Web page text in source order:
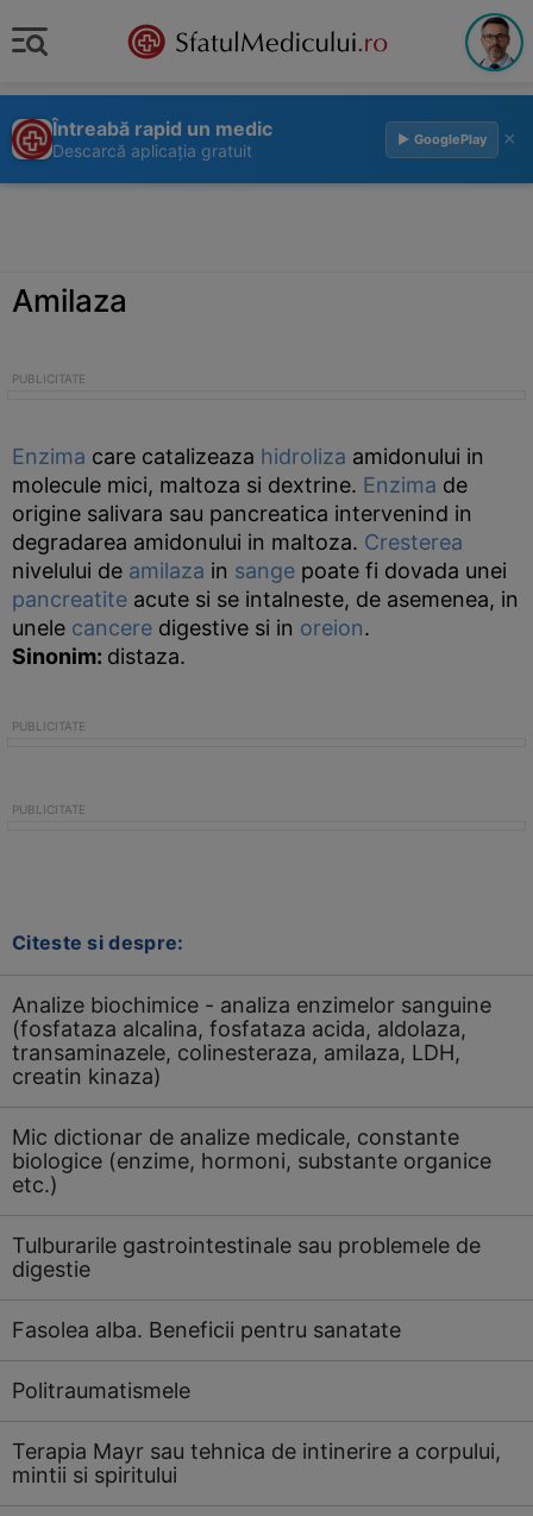
Întreabă rapid un medic
Descarcă aplicația gratuit
▶ GooglePlay ×
Amilaza
Enzima care catalizeaza hidroliza amidonului in
molecule mici, maltoza si dextrine. Enzima de
origine salivara sau pancreatica intervenind in
degradarea amidonului in maltoza. Cresterea
nivelului de amilaza in sange poate fi dovada unei
pancreatite acute si se intalneste, de asemenea, in
unele cancere digestive si in oreion.
Sinonim: distaza.
Citeste si despre:
Analize biochimice - analiza enzimelor sanguine
(fosfataza alcalina, fosfataza acida, aldolaza,
transaminazele, colinesteraza, amilaza, LDH,
creatin kinaza)
Mic dictionar de analize medicale, constante
biologice (enzime, hormoni, substante organice
etc.)
Tulburarile gastrointestinale sau problemele de
digestie
Fasolea alba. Beneficii pentru sanatate
Politraumatismele
Terapia Mayr sau tehnica de intinerire a corpului,
mintii si spiritului